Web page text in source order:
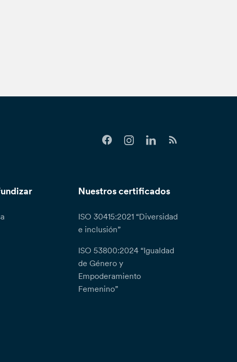
Nuestros certificados
ISO 30415:2021 “Diversidad
e inclusión”
ISO 53800:2024 “Igualdad
de Género y
Empoderamiento
Femenino”